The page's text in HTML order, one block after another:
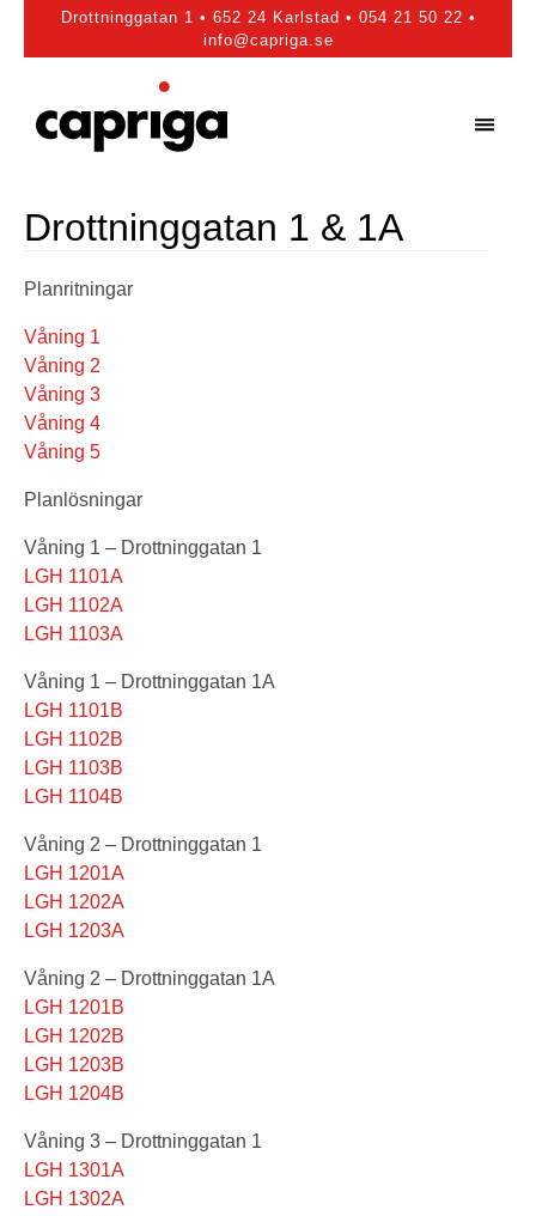
Drottninggatan 1 • 652 24 Karlstad • 054 21 50 22 •
info@capriga.se
|||
Drottninggatan 1 & 1A
Planritningar
Våning 1
Våning 2
Våning 3
Våning 4
Våning 5
Planlösningar
Våning 1 – Drottninggatan 1
LGH 1101A
LGH 1102A
LGH 1103A
Våning 1 – Drottninggatan 1A
LGH 1101B
LGH 1102B
LGH 1103B
LGH 1104B
Våning 2 – Drottninggatan 1
LGH 1201A
LGH 1202A
LGH 1203A
Våning 2 – Drottninggatan 1A
LGH 1201B
LGH 1202B
LGH 1203B
LGH 1204B
Våning 3 – Drottninggatan 1
LGH 1301A
LGH 1302A